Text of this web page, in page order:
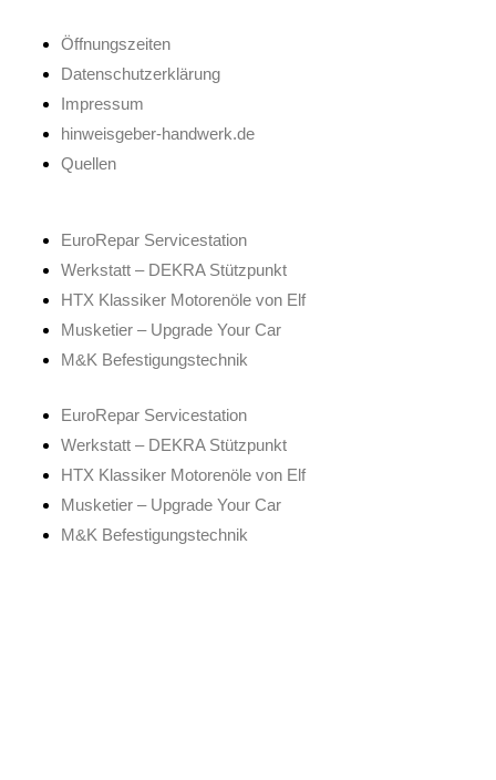
Öffnungszeiten
Datenschutzerklärung
Impressum
hinweisgeber-handwerk.de
Quellen
EuroRepar Servicestation
Werkstatt – DEKRA Stützpunkt
HTX Klassiker Motorenöle von Elf
Musketier – Upgrade Your Car
M&K Befestigungstechnik
EuroRepar Servicestation
Werkstatt – DEKRA Stützpunkt
HTX Klassiker Motorenöle von Elf
Musketier – Upgrade Your Car
M&K Befestigungstechnik